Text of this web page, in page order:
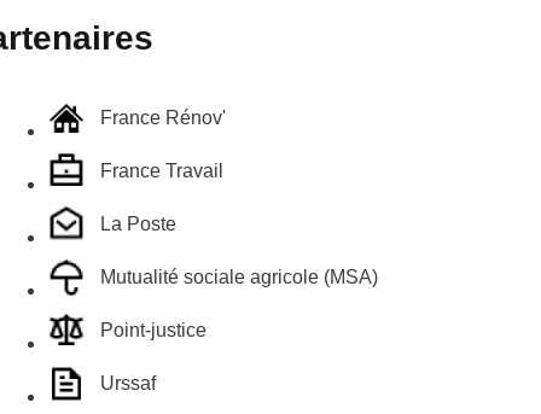
France Rénov'
France Travail
La Poste
Mutualité sociale agricole (MSA)
Point-justice
Urssaf